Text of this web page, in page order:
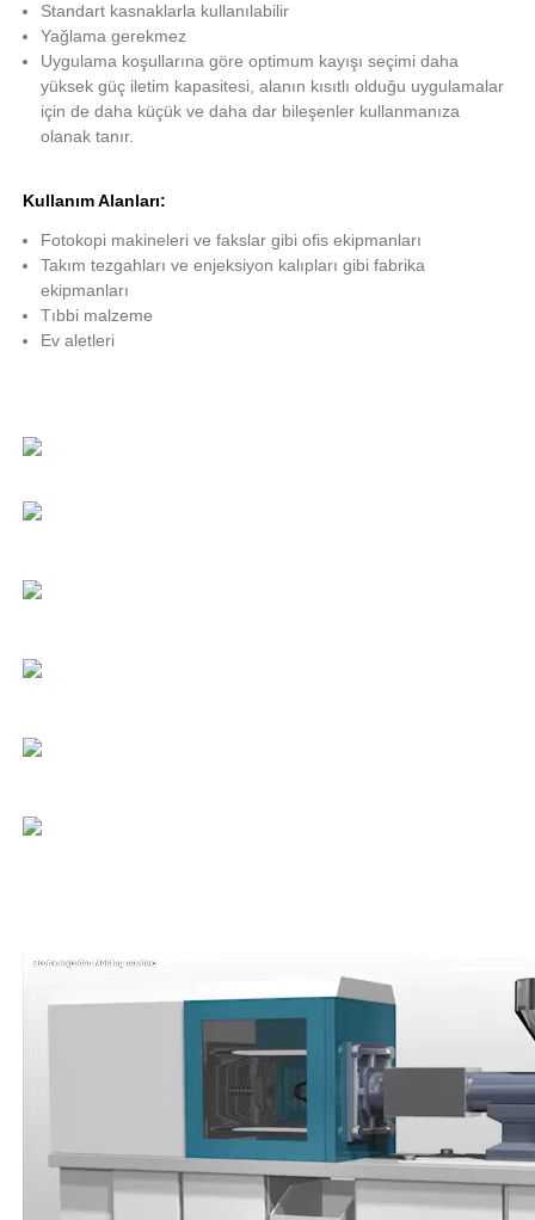
Standart kasnaklarla kullanılabilir
Yağlama gerekmez
Uygulama koşullarına göre optimum kayışı seçimi daha
yüksek güç iletim kapasitesi, alanın kısıtlı olduğu uygulamalar
için de daha küçük ve daha dar bileşenler kullanmanıza
olanak tanır.
Kullanım Alanları:
Fotokopi makineleri ve fakslar gibi ofis ekipmanları
Takım tezgahları ve enjeksiyon kalıpları gibi fabrika
ekipmanları
Tıbbi malzeme
Ev aletleri